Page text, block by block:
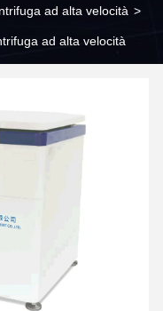
ad alta velocità >
ad alta velocità